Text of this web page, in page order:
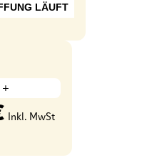
LÄUFT
+
Inkl. MwSt